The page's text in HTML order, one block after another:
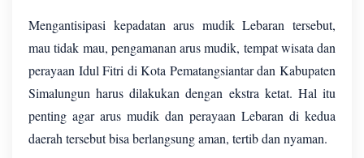
Mengantisipasi kepadatan arus mudik Lebaran tersebut,
mau tidak mau, pengamanan arus mudik, tempat wisata dan
perayaan Idul Fitri di Kota Pematangsiantar dan Kabupaten
Simalungun harus dilakukan dengan ekstra ketat. Hal itu
penting agar arus mudik dan perayaan Lebaran di kedua
daerah tersebut bisa berlangsung aman, tertib dan nyaman.